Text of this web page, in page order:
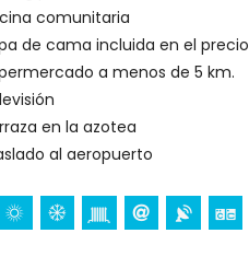
comunitaria
de cama incluida en el precio
a menos de 5 km.
en la azotea
al aeropuerto